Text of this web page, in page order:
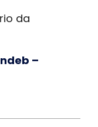
da
–